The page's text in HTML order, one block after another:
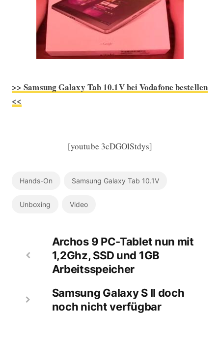
>> Samsung Galaxy Tab 10.1V bei Vodafone bestellen
<<
[youtube 3cDGOlStdys]
Hands-On Samsung Galaxy Tab 10.1V
Unboxing Video
Archos 9 PC-Tablet nun mit
1,2Ghz, SSD und 1GB
Arbeitsspeicher
Samsung Galaxy S II doch
noch nicht verfügbar